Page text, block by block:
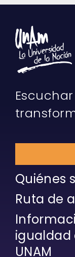
Quiénes
Ruta de
igualdad